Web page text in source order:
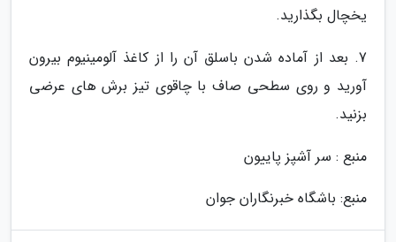
یخچال بگذارید.
7. بعد از آماده شدن باسلق آن را از کاغذ آلومینیوم بیرون
آورید و روی سطحی صاف با چاقوی تیز برش های عرضی
بزنید.
منبع : سر آشپز پاییون
منبع: باشگاه خبرنگاران جوان